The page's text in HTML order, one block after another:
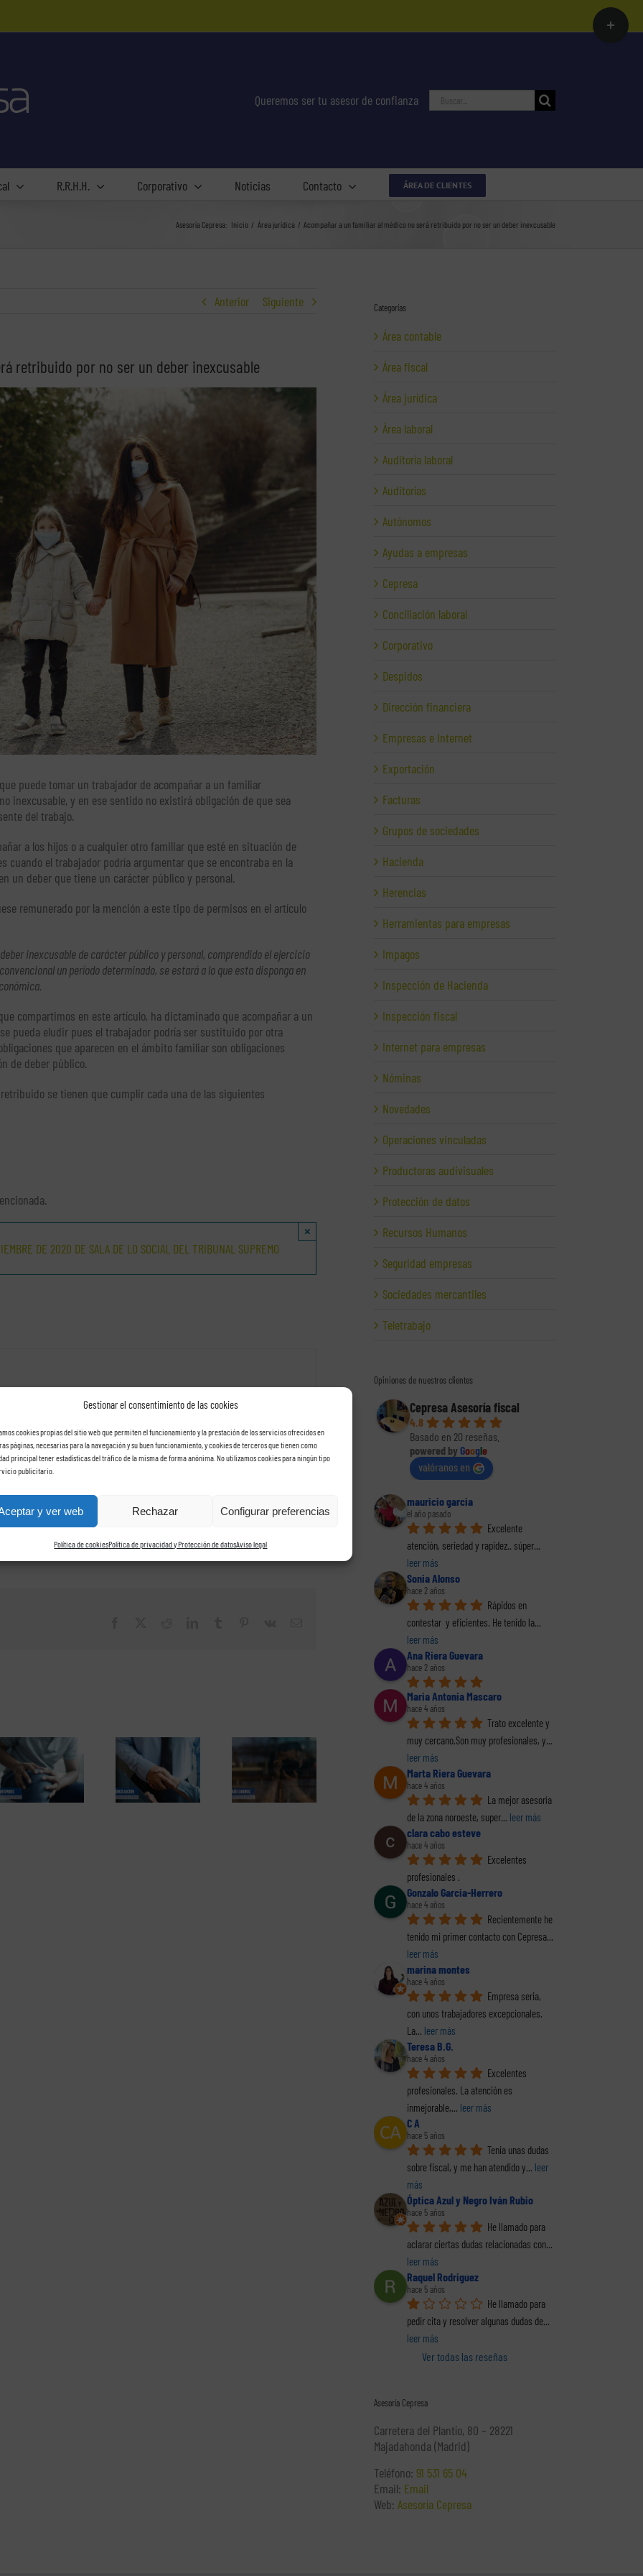
Gestionar el consentimiento de las cookies
cookies propias del sitio web que permiten el funcionamiento y la prestación de los servicios ofrecidos en
páginas, necesarias para la navegación y su buen funcionamiento, y cookies de terceros que tienen como
principal tener estadísticas del tráfico de la misma de forma anónima. No utilizamos cookies para ningún tipo
publicitario.
y ver web Rechazar Configurar preferencias
Política de cookiesPolítica de privacidad y Protección de datosAviso legal
Queremos ser tu asesor de confianza Buscar:
R.R.H.H. Corporativo Noticias Contacto ÁREA DE CLIENTES
Asesoría Cepresa: Inicio Área jurídica Acompañar a un familiar al médico no será retribuido por no ser un deber inexcusable
Anterior Siguiente
retribuido por no ser un deber inexcusable
puede tomar un trabajador de acompañar a un familiar
inexcusable, y en ese sentido no existirá obligación de que sea
del trabajo.
a los hijos o a cualquier otro familiar que esté en situación de
cuando el trabajador podría argumentar que se encontraba en la
un deber que tiene un carácter público y personal.
remunerado por la mención a este tipo de permisos en el artículo
inexcusable de carácter público y personal, comprendido el ejercicio
un período determinado, se estará a lo que esta disponga en
compartimos en este artículo, ha dictaminado que acompañar a un
pueda eludir pues el trabajador podría ser sustituido por otra
que aparecen en el ámbito familiar son obligaciones
de deber público.
se tienen que cumplir cada una de las siguientes
DE 2020 DE SALA DE LO SOCIAL DEL TRIBUNAL SUPREMO
×
que ofrece un servicio integral y avanzado a empresas de todo el territorio
nóminas auditorías fiscales,inspecciones de trabajo,grupos de sociedades
El proceso
negociador en la
adaptación de
Las bajas laborales
y los detectives
privados. Informes
probatorios que
pueden ser
El trabajador se
niega a ser
despedido, y no
acepta la carta de
Las actas de
conciliación para
llegar a un acuerdo
entre el trabajador
y la empresa
accidente. Dos
sentencias
Categorías
Área contable
Área fiscal
Área jurídica
Área laboral
Auditoría laboral
Auditorías
Autónomos
Ayudas a empresas
Cepresa
Conciliación laboral
Corporativo
Despidos
Dirección financiera
Empresas e Internet
Exportación
Facturas
Grupos de sociedades
Hacienda
Herencias
Herramientas para empresas
Impagos
Inspección de Hacienda
Inspección fiscal
Internet para empresas
Nóminas
Novedades
Operaciones vinculadas
Productoras audivisuales
Protección de datos
Recursos Humanos
Seguridad empresas
Sociedades mercantiles
Teletrabajo
Opiniones de nuestros clientes
Cepresa Asesoría fiscal
4.8
Basado en 20 reseñas.
powered by Google
valóranos en
mauricio garcia
el año pasado
Excelente
atención, seriedad y rapidez.. súper
leer más
Sonia Alonso
hace 2 años
Rápidos en
contestar  y eficientes. He tenido la
leer más
Ana Riera Guevara
hace 2 años
Maria Antonia Mascaro
hace 4 años
Trato excelente y
muy cercano.Son muy profesionales, y
leer más
Marta Riera Guevara
hace 4 años
La mejor asesoría
de la zona noroeste, super... leer más
clara cabo esteve
hace 4 años
Excelentes
profesionales .
Gonzalo Garcia-Herrero
hace 4 años
Recientemente he
tenido mi primer contacto con Cepresa
leer más
marina montes
hace 4 años
Empresa seria,
con unos trabajadores excepcionales.
La... leer más
Teresa B.G.
hace 4 años
Excelentes
profesionales. La atención es
inmejorable,... leer más
C A
hace 5 años
Tenia unas dudas
sobre fiscal, y me han atendido y... leer
más
Óptica Azul y Negro Iván Rubio
hace 5 años
He llamado para
aclarar ciertas dudas relacionadas con
leer más
Raquel Rodriguez
hace 5 años
He llamado para
pedir cita y resolver algunas dudas de
leer más
Ver todas las reseñas
Asesoría Cepresa
Carretera del Plantío, 80 – 28221
Majadahonda (Madrid)
Teléfono: 91 531 65 04
Email: Email
Web: Asesoría Cepresa
Toggle
Sliding